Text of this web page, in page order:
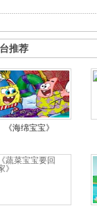
推荐
《海绵宝宝》